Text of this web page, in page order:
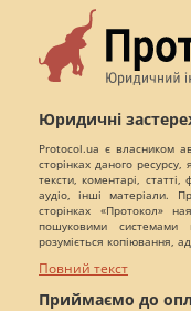
Юридичні
Protocol.ua є власником
сторінках даного
тексти, коментарі,
аудіо, інші матеріали.
сторінках «Протокол»
пошуковими системами
розуміється копіювання,
Повний текст
Приймаємо до